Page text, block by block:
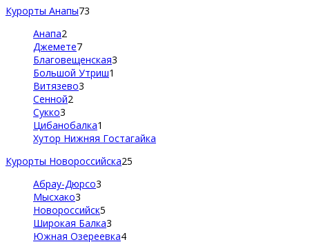
Курорты Анапы73
Анапа2
Джемете7
Благовещенская3
Большой Утриш1
Витязево3
Сенной2
Сукко3
Цибанобалка1
Хутор Нижняя Гостагайка
Курорты Новороссийска25
Абрау-Дюрсо3
Мысхако3
Новороссийск5
Широкая Балка3
Южная Озереевка4